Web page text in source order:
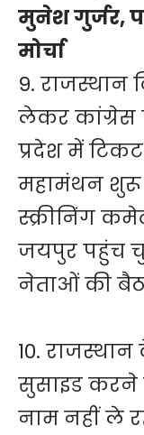
मुनेश गुर्जर,
मोर्चा
9. राजस्थान
लेकर कांग्रेस
प्रदेश में
महामंथन शुरू
स्क्रीनिंग
जयपुर पहुंच
नेताओं की
10. राजस्थान
सुसाइड करने
नाम नहीं ले